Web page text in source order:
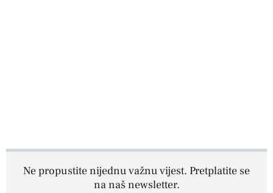
Ne propustite nijednu važnu vijest. Pretplatite se
na naš newsletter.